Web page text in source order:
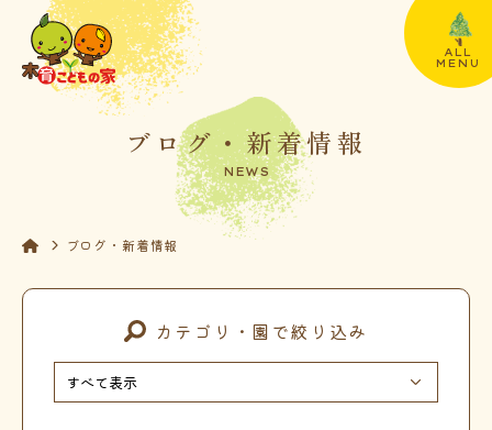
ALL
MENU
ブログ・新着情報
NEWS
ブログ・新着情報
カテゴリ・園で絞り込み